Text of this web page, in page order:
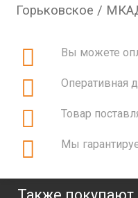
Горьковское /
Вы можете
Оперативная
Товар
Мы